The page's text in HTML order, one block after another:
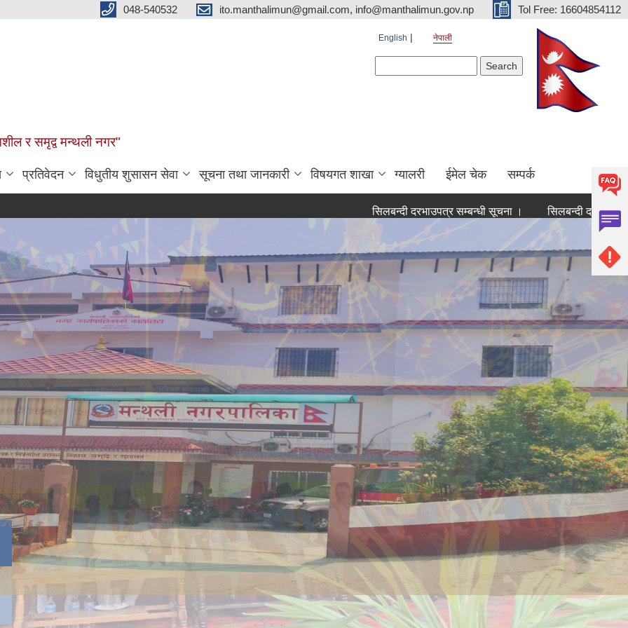
048-540532 ito.manthalimun@gmail.com, info@manthalimun.gov.np Tol Free: 16604854112
र समृद्व मन्थली नगर"
English नेपाली
प्रतिवेदन विधुतीय शुसासन सेवा सूचना तथा जानकारी विषयगत शाखा ग्यालरी ईमेल चेक सम्पर्क
सिलबन्दी दरभाउपत्र सम्बन्धी सूचना । सिलबन्दी दरभाउपत्र सम्बन्धी